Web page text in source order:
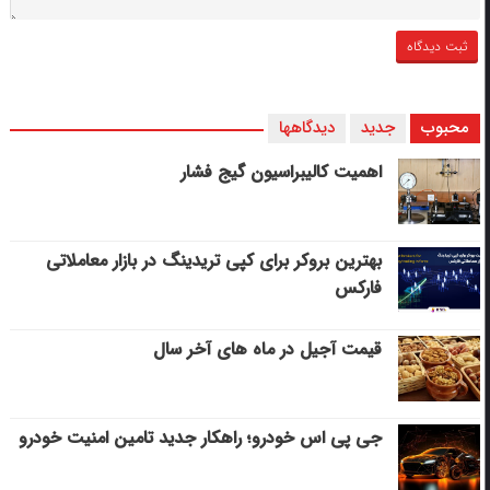
محبوب جدید دیدگاهها
اهمیت کالیبراسیون گیج فشار
بهترین بروکر برای کپی‌ تریدینگ در بازار معاملاتی
فارکس
قیمت آجیل در ماه های آخر سال
جی پی اس خودرو؛ راهکار جدید تامین امنیت خودرو